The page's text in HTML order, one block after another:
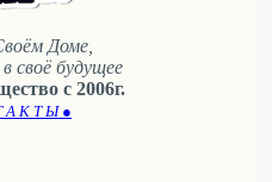
Доме,
своё будущее
с 2006г.
А К Т Ы ●